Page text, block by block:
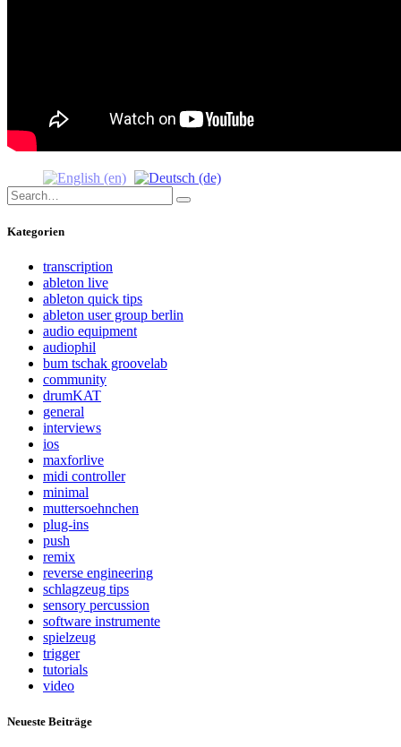
Search
for:
Search
Kategorien
transcription
ableton live
ableton quick tips
ableton user group berlin
audio equipment
audiophil
bum tschak groovelab
community
drumKAT
general
interviews
ios
maxforlive
midi controller
minimal
muttersoehnchen
plug-ins
push
remix
reverse engineering
schlagzeug tips
sensory percussion
software instrumente
spielzeug
trigger
tutorials
video
Neueste Beiträge